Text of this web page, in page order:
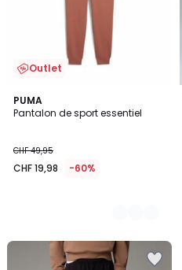
Outlet
PUMA
Pantalon de sport essentiel
CHF 49,95
CHF 19,98 -60%
3
Couleurs